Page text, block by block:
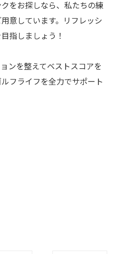
をお探しなら、私たちの練
意しています。リフレッシ
指しましょう！
ンを整えてベストスコアを
フライフを全力でサポート